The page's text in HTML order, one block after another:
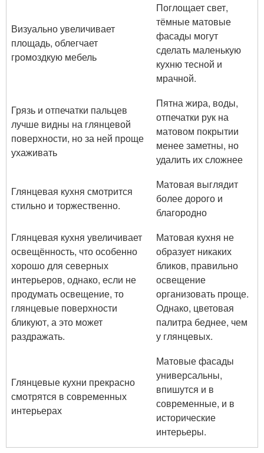
Визуально увеличивает
площадь, облегчает
громоздкую мебель
Поглощает свет,
тёмные матовые
фасады могут
сделать маленькую
кухню тесной и
мрачной.
Грязь и отпечатки пальцев
лучше видны на глянцевой
поверхности, но за ней проще
ухаживать
Пятна жира, воды,
отпечатки рук на
матовом покрытии
менее заметны, но
удалить их сложнее
Глянцевая кухня смотрится
стильно и торжественно.
Матовая выглядит
более дорого и
благородно
Глянцевая кухня увеличивает
освещённость, что особенно
хорошо для северных
интерьеров, однако, если не
продумать освещение, то
глянцевые поверхности
бликуют, а это может
раздражать.
Матовая кухня не
образует никаких
бликов, правильно
освещение
организовать проще.
Однако, цветовая
палитра беднее, чем
у глянцевых.
Глянцевые кухни прекрасно
смотрятся в современных
интерьерах
Матовые фасады
универсальны,
впишутся и в
современные, и в
исторические
интерьеры.